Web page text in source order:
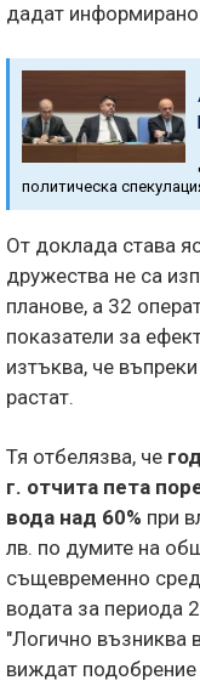
дадат
политическа
От доклада става
дружества не са
планове, а 32
показатели за
изтъква, че
растат.
Тя отбелязва, че
г. отчита пета
вода над 60% при
лв. по думите на
същевременно
водата за периода
"Логично възниква
виждат подобрение